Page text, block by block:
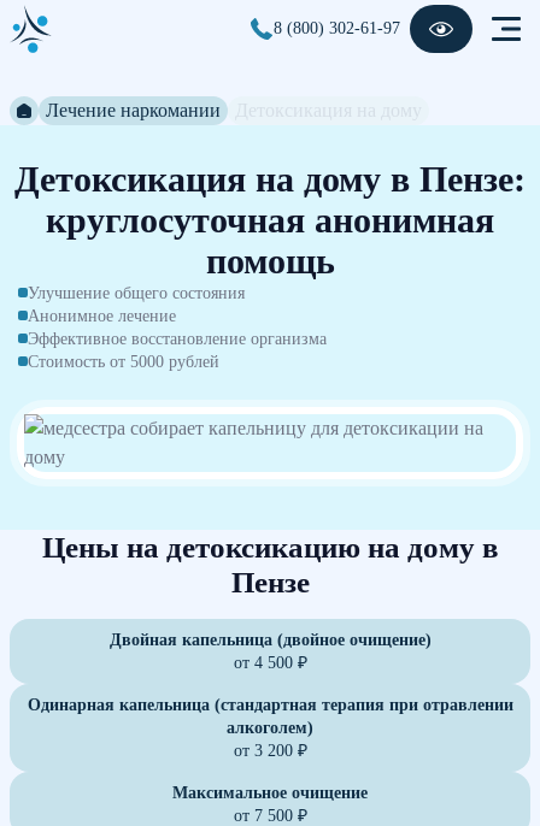
8 (800) 302-61-97
Лечение наркомании
Детоксикация на дому в Пензе:
круглосуточная анонимная
помощь
Улучшение общего состояния
Анонимное лечение
Эффективное восстановление организма
Стоимость от 5000 рублей
Цены на детоксикацию на дому в
Пензе
Двойная капельница (двойное очищение)
от 4 500 ₽
Одинарная капельница (стандартная терапия при отравлении
алкоголем)
от 3 200 ₽
Максимальное очищение
от 7 500 ₽